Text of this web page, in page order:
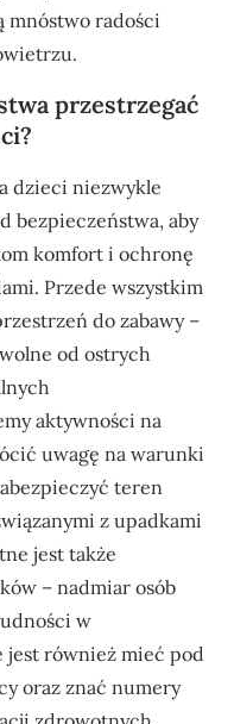
mnóstwo radości
przestrzegać
dzieci niezwykle
bezpieczeństwa, aby
komfort i ochronę
Przede wszystkim
do zabawy –
od ostrych
aktywności na
uwagę na warunki
teren
z upadkami
jest także
– nadmiar osób
w
również mieć pod
oraz znać numery